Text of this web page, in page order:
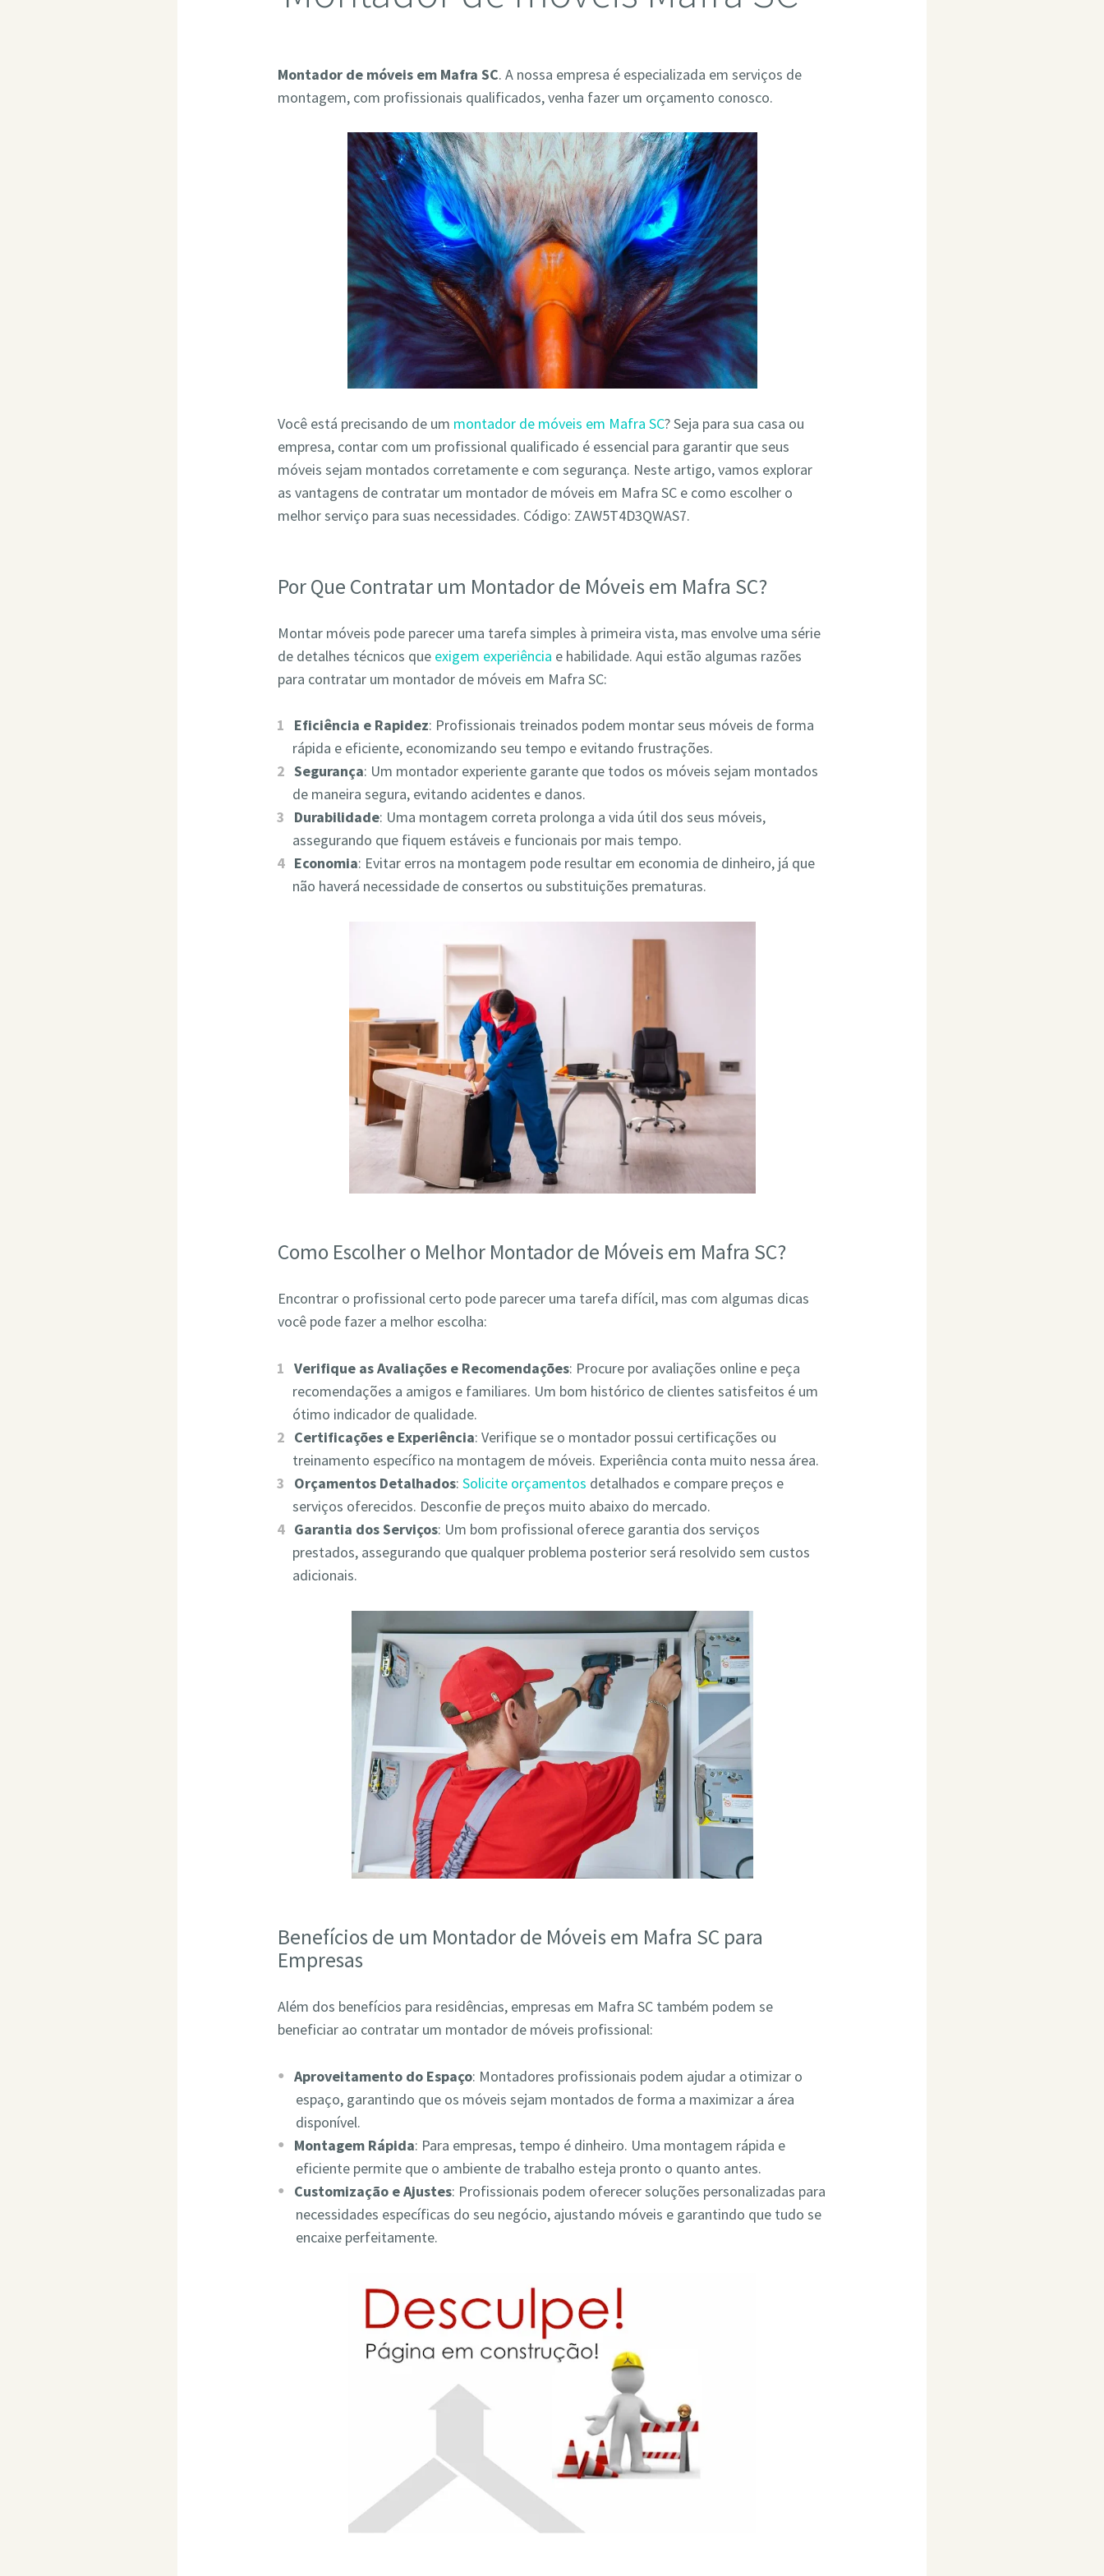
Montador de móveis em Mafra SC. A nossa empresa é especializada em serviços de
montagem, com profissionais qualificados, venha fazer um orçamento conosco.
Você está precisando de um montador de móveis em Mafra SC? Seja para sua casa ou
empresa, contar com um profissional qualificado é essencial para garantir que seus
móveis sejam montados corretamente e com segurança. Neste artigo, vamos explorar
as vantagens de contratar um montador de móveis em Mafra SC e como escolher o
melhor serviço para suas necessidades. Código: ZAW5T4D3QWAS7.
Por Que Contratar um Montador de Móveis em Mafra SC?
Montar móveis pode parecer uma tarefa simples à primeira vista, mas envolve uma série
de detalhes técnicos que exigem experiência e habilidade. Aqui estão algumas razões
para contratar um montador de móveis em Mafra SC:
Eficiência e Rapidez: Profissionais treinados podem montar seus móveis de forma
rápida e eficiente, economizando seu tempo e evitando frustrações.
Segurança: Um montador experiente garante que todos os móveis sejam montados
de maneira segura, evitando acidentes e danos.
Durabilidade: Uma montagem correta prolonga a vida útil dos seus móveis,
assegurando que fiquem estáveis e funcionais por mais tempo.
Economia: Evitar erros na montagem pode resultar em economia de dinheiro, já que
não haverá necessidade de consertos ou substituições prematuras.
Como Escolher o Melhor Montador de Móveis em Mafra SC?
Encontrar o profissional certo pode parecer uma tarefa difícil, mas com algumas dicas
você pode fazer a melhor escolha:
Verifique as Avaliações e Recomendações: Procure por avaliações online e peça
recomendações a amigos e familiares. Um bom histórico de clientes satisfeitos é um
ótimo indicador de qualidade.
Certificações e Experiência: Verifique se o montador possui certificações ou
treinamento específico na montagem de móveis. Experiência conta muito nessa área.
Orçamentos Detalhados:Solicite orçamentos detalhados e compare preços e
serviços oferecidos. Desconfie de preços muito abaixo do mercado.
Garantia dos Serviços: Um bom profissional oferece garantia dos serviços
prestados, assegurando que qualquer problema posterior será resolvido sem custos
adicionais.
Benefícios de um Montador de Móveis em Mafra SC para
Empresas
Além dos benefícios para residências, empresas em Mafra SC também podem se
beneficiar ao contratar um montador de móveis profissional:
Aproveitamento do Espaço: Montadores profissionais podem ajudar a otimizar o
espaço, garantindo que os móveis sejam montados de forma a maximizar a área
disponível.
Montagem Rápida: Para empresas, tempo é dinheiro. Uma montagem rápida e
eficiente permite que o ambiente de trabalho esteja pronto o quanto antes.
Customização e Ajustes: Profissionais podem oferecer soluções personalizadas para
necessidades específicas do seu negócio, ajustando móveis e garantindo que tudo se
encaixe perfeitamente.